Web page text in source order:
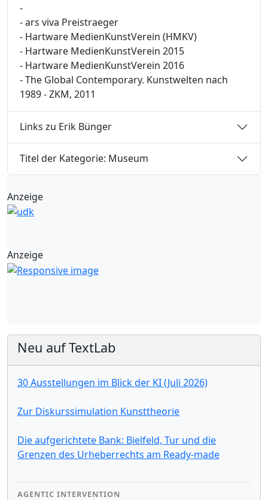
-
- ars viva Preistraeger
- Hartware MedienKunstVerein (HMKV)
- Hartware MedienKunstVerein 2015
- Hartware MedienKunstVerein 2016
- The Global Contemporary. Kunstwelten nach
1989 - ZKM, 2011
Links zu Erik Bünger
Titel der Kategorie: Museum
Anzeige
Anzeige
Neu auf TextLab
30 Ausstellungen im Blick der KI (Juli 2026)
Zur Diskurssimulation Kunsttheorie
Die aufgerichtete Bank: Bielfeld, Tur und die
Grenzen des Urheberrechts am Ready-made
AGENTIC INTERVENTION